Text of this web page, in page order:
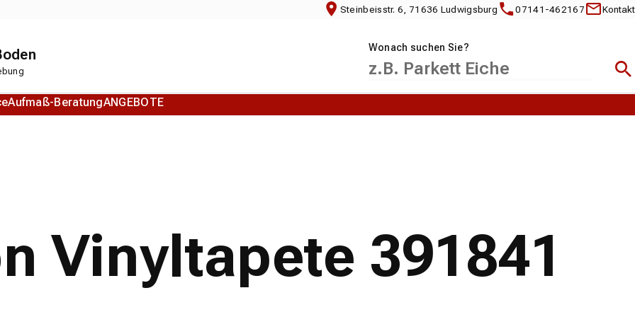
Steinbeisstr. 6, 71636 Ludwigsburg 07141-462167 Kontakt
Wonach suchen Sie?
Aufmaß-BeratungANGEBOTE
Vinyltapete 391841